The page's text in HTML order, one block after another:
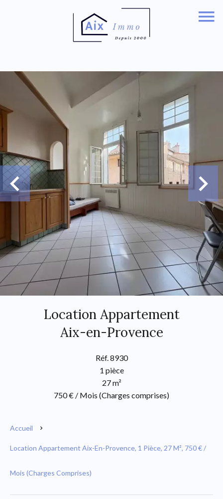
Location Appartement
Aix-en-Provence
Réf. 8930
1 pièce
27 m²
750 € / Mois (Charges comprises)
Accueil
Location Appartement Aix-En-Provence, 1 Pièce, 27 M², 750 € /
Mois (Charges Comprises)